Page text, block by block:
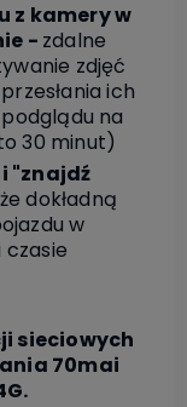
z kamery w
- zdalne
zdjęć
ich
na
30 minut)
"znajdź
dokładną
w
sieciowych
70mai